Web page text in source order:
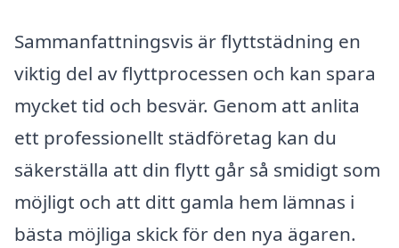
Sammanfattningsvis är flyttstädning en
viktig del av flyttprocessen och kan spara
mycket tid och besvär. Genom att anlita
ett professionellt städföretag kan du
säkerställa att din flytt går så smidigt som
möjligt och att ditt gamla hem lämnas i
bästa möjliga skick för den nya ägaren.